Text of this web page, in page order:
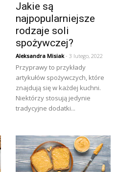
Jakie są
najpopularniejsze
rodzaje soli
spożywczej?
Aleksandra Misiak- 3 lutego, 2022
Przyprawy to przykłady
artykułów spożywczych, które
znajdują się w każdej kuchni.
Niektórzy stosują jedynie
tradycyjne dodatki...